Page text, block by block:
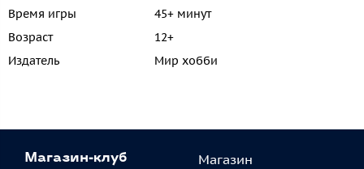
Время игры
45+ минут
Возраст
12+
Издатель
Мир хобби
Магазин-клуб
Магазин